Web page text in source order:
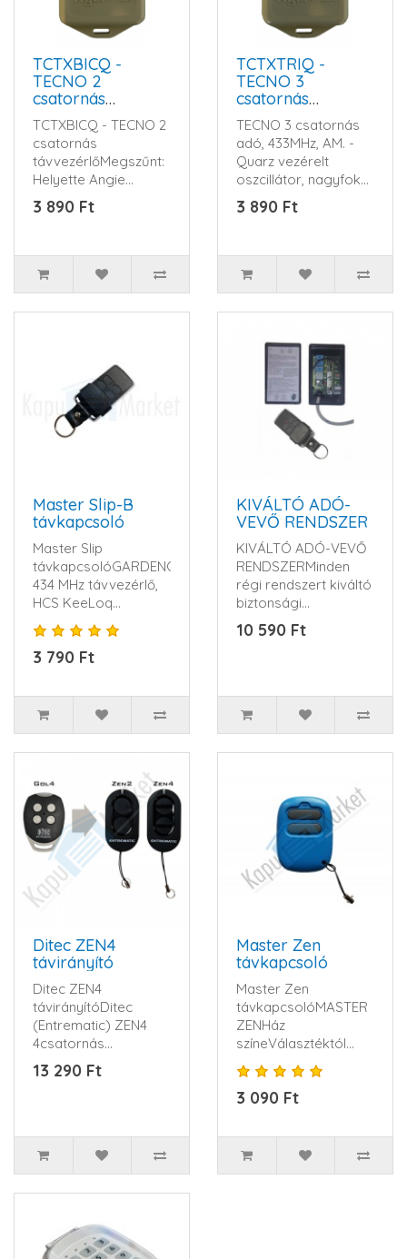
TCTXBICQ -
TECNO 2
csatornás
távvezérlő
TCTXBICQ - TECNO 2
csatornás
távvezérlőMegszűnt:
Helyette Angie
adóTECNO 2
csatornás adó,
3 890 Ft
TCTXTRIQ -
TECNO 3
csatornás
távvezérlő
TECNO 3 csatornás
adó, 433MHz, AM. -
Quarz vezérelt
oszcillátor, nagyfokú
frekvencia stabilitás,
hat..
3 890 Ft
Master Slip-B
távkapcsoló
Master Slip
távkapcsolóGARDENGATE
434 MHz távvezérlő,
HCS KeeLoq
ugrókód, 4 csatorna,
3 V CR2032 ele..
3 790 Ft
KIVÁLTÓ ADÓ-
VEVŐ RENDSZER
KIVÁLTÓ ADÓ-VEVŐ
RENDSZERMinden
régi rendszert kiváltó
biztonsági
távkapcsoló szett.
Cseréljen moder..
10 590 Ft
Ditec ZEN4
távirányító
Ditec ZEN4
távirányítóDitec
(Entrematic) ZEN4
4csatornás
ugrókódos kapunyitó
távirányító.
13 290 Ft
Master Zen
távkapcsoló
Master Zen
távkapcsolóMASTER
ZENHáz
színeVálasztéktól
függGombok
színeSzürkeGombok
száma4Elem típusa..
3 090 Ft